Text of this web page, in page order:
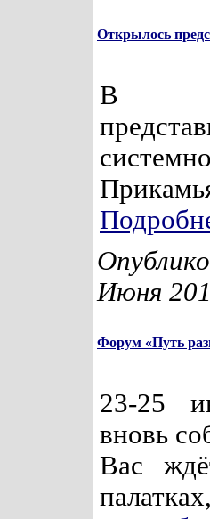
Открылось
В
Июня
Форум «Путь
23-25
вновь
Вас